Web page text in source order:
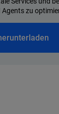
zu